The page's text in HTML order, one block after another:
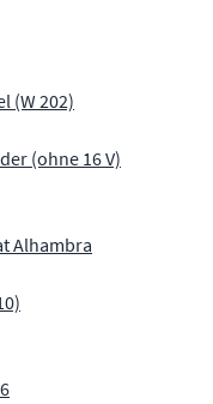
(W 202)
(ohne 16 V)
Alhambra